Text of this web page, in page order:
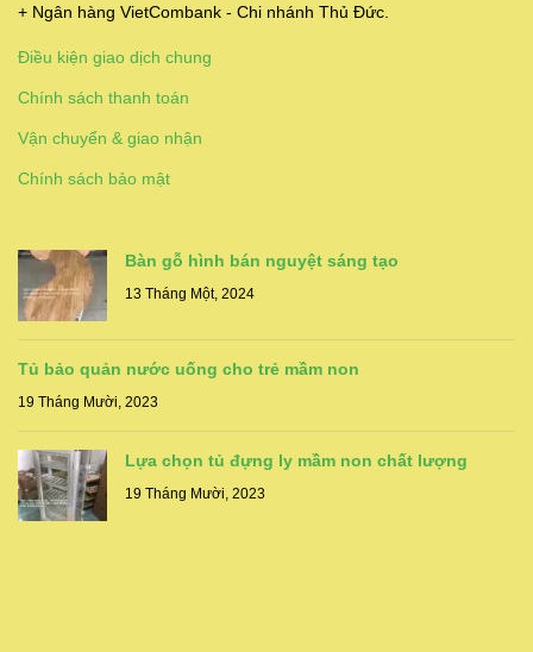
+ Ngân hàng VietCombank - Chi nhánh Thủ Đức.
Điều kiện giao dịch chung
Chính sách thanh toán
Vận chuyển & giao nhận
Chính sách bảo mật
Bàn gỗ hình bán nguyệt sáng tạo
13 Tháng Một, 2024
Tủ bảo quản nước uống cho trẻ mầm non
19 Tháng Mười, 2023
Lựa chọn tủ đựng ly mầm non chất lượng
19 Tháng Mười, 2023